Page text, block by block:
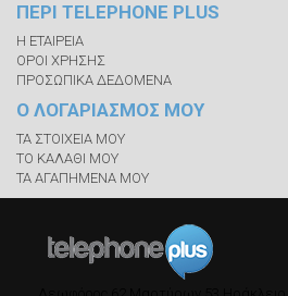
ΠΕΡΙ TELEPHONE PLUS
Η ΕΤΑΙΡΕΙΑ
ΟΡΟΙ ΧΡΗΣΗΣ
ΠΡΟΣΩΠΙΚΑ ΔΕΔΟΜΕΝΑ
Ο ΛΟΓΑΡΙΑΣΜΟΣ ΜΟΥ
ΤΑ ΣΤΟΙΧΕΙΑ ΜΟΥ
ΤΟ ΚΑΛΑΘΙ ΜΟΥ
ΤΑ ΑΓΑΠΗΜΕΝΑ ΜΟΥ